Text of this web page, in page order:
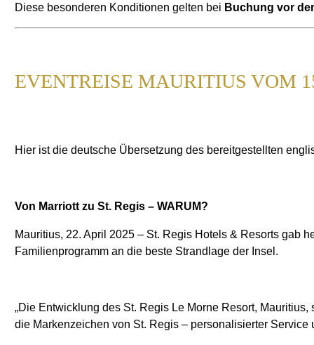
Diese besonderen Konditionen gelten bei Buchung vor
EVENTREISE MAURITIUS VOM
Hier ist die deutsche Übersetzung des bereitgestellten
Von Marriott zu St. Regis – WARUM?
Mauritius, 22. April 2025 – St. Regis Hotels & Resorts gab
Familienprogramm an die beste Strandlage der Insel.
„Die Entwicklung des St. Regis Le Morne Resort,
die Markenzeichen von St. Regis – personalisierter